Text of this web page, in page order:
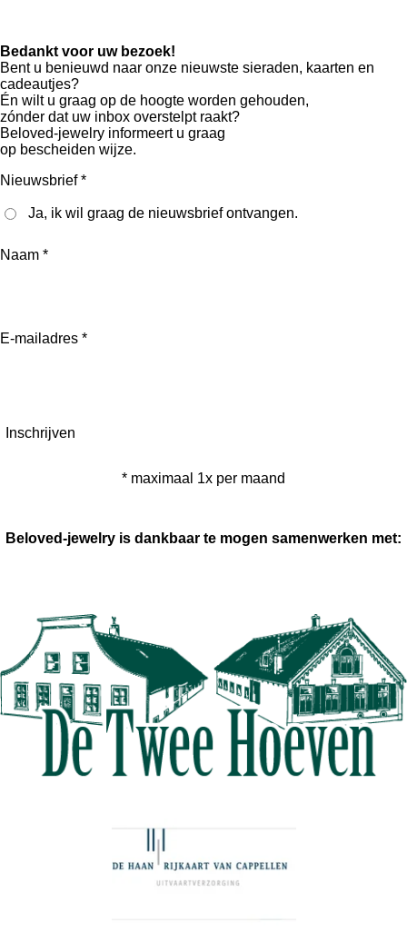
Bedankt voor uw bezoek!
Bent u benieuwd naar onze nieuwste sieraden, kaarten en
cadeautjes?
Én wilt u graag op de hoogte worden gehouden,
zónder dat uw inbox overstelpt raakt?
Beloved-jewelry informeert u graag
op bescheiden wijze.
Nieuwsbrief *
Ja, ik wil graag de nieuwsbrief ontvangen.
Naam *
E-mailadres *
Inschrijven
* maximaal 1x per maand
Beloved-jewelry is dankbaar te mogen samenwerken met: